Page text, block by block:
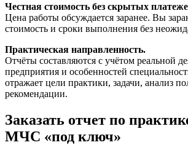
Честная стоимость без скрытых
Цена работы обсуждается заранее. Вы
стоимость и сроки выполнения без
Практическая направленность.
Отчёты составляются с учётом реальной
предприятия и особенностей
отражает цели практики, задачи, анализ
рекомендации.
Заказать отчет по
МЧС «под ключ»